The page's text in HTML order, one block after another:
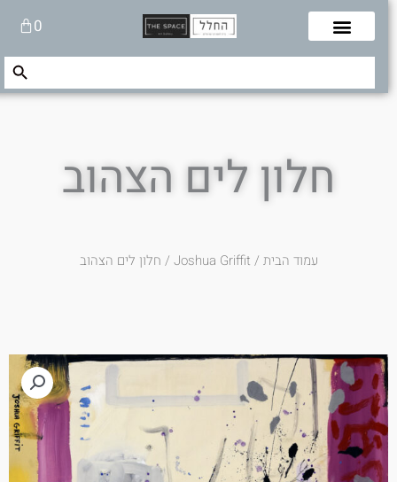
0עגלת
קניות
Search
Search Button
חלון לים הצהוב
עמוד הבית/
Joshua Griffit​/ חלון לים הצהוב